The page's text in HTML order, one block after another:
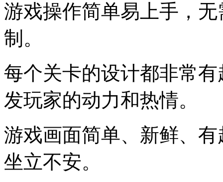
游戏操作简单易上手，
制。
每个关卡的设计都非常
发玩家的动力和热情。
游戏画面简单、新鲜、
坐立不安。